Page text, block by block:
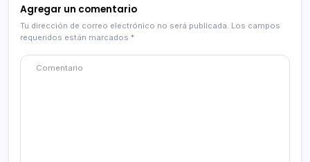
Agregar un comentario
Tu dirección de correo electrónico no será publicada. Los campos
requeridos están marcados *